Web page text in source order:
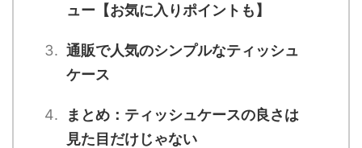
ュー【お気に入りポイントも】
通販で人気のシンプルなティッシュ
ケース
まとめ：ティッシュケースの良さは
見た目だけじゃない